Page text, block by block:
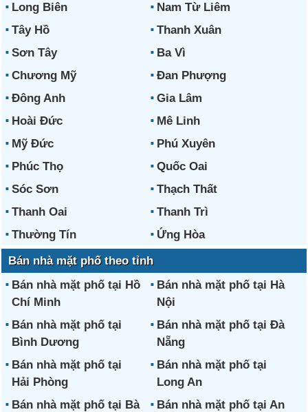
Long Biên
Nam Từ Liêm
Tây Hồ
Thanh Xuân
Sơn Tây
Ba Vì
Chương Mỹ
Đan Phượng
Đông Anh
Gia Lâm
Hoài Đức
Mê Linh
Mỹ Đức
Phú Xuyên
Phúc Thọ
Quốc Oai
Sóc Sơn
Thạch Thất
Thanh Oai
Thanh Trì
Thường Tín
Ứng Hòa
Bán nhà mặt phố theo tỉnh
Bán nhà mặt phố tại Hồ
Chí Minh
Bán nhà mặt phố tại Hà
Nội
Bán nhà mặt phố tại
Bình Dương
Bán nhà mặt phố tại Đà
Nẵng
Bán nhà mặt phố tại
Hải Phòng
Bán nhà mặt phố tại
Long An
Bán nhà mặt phố tại Bà
Bán nhà mặt phố tại An